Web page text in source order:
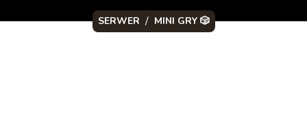
SERWER / MINI GRY 🎲